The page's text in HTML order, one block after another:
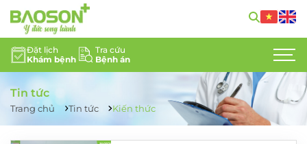
Đặt lịch
Khám bệnh
Tra cứu
Bệnh án
GIỚI THIỆU
CHUYÊN KHOA
Tin tức
Trang chủ Tin tức Kiến thức